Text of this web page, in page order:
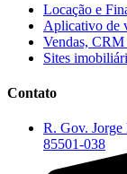
Locação e
Aplicativo de
Vendas,
Sites
Contato
R. Gov. Jorge
85501-038